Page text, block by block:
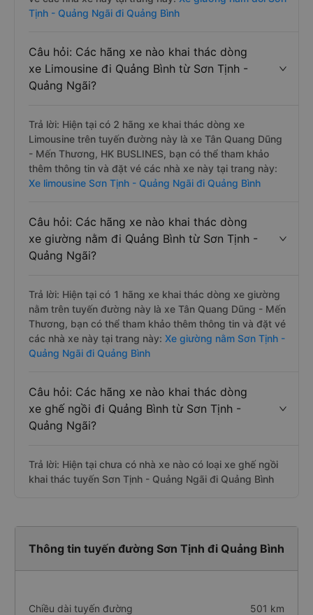
Tịnh - Quảng Ngãi đi Quảng Bình
Câu hỏi: Các hãng xe nào khai thác dòng
xe Limousine đi Quảng Bình từ Sơn Tịnh -
Quảng Ngãi?
Trả lời: Hiện tại có 2 hãng xe khai thác dòng xe
Limousine trên tuyến đường này là xe Tân Quang Dũng
- Mến Thương, HK BUSLINES, bạn có thể tham khảo
thêm thông tin và đặt vé các nhà xe này tại trang này:
Xe limousine Sơn Tịnh - Quảng Ngãi đi Quảng Bình
Câu hỏi: Các hãng xe nào khai thác dòng
xe giường nằm đi Quảng Bình từ Sơn Tịnh -
Quảng Ngãi?
Trả lời: Hiện tại có 1 hãng xe khai thác dòng xe giường
nằm trên tuyến đường này là xe Tân Quang Dũng - Mến
Thương, bạn có thể tham khảo thêm thông tin và đặt vé
các nhà xe này tại trang này: Xe giường nằm Sơn Tịnh -
Quảng Ngãi đi Quảng Bình
Câu hỏi: Các hãng xe nào khai thác dòng
xe ghế ngồi đi Quảng Bình từ Sơn Tịnh -
Quảng Ngãi?
Trả lời: Hiện tại chưa có nhà xe nào có loại xe ghế ngồi
khai thác tuyến Sơn Tịnh - Quảng Ngãi đi Quảng Bình
Thông tin tuyến đường Sơn Tịnh đi Quảng Bình
Chiều dài tuyến đường 501 km